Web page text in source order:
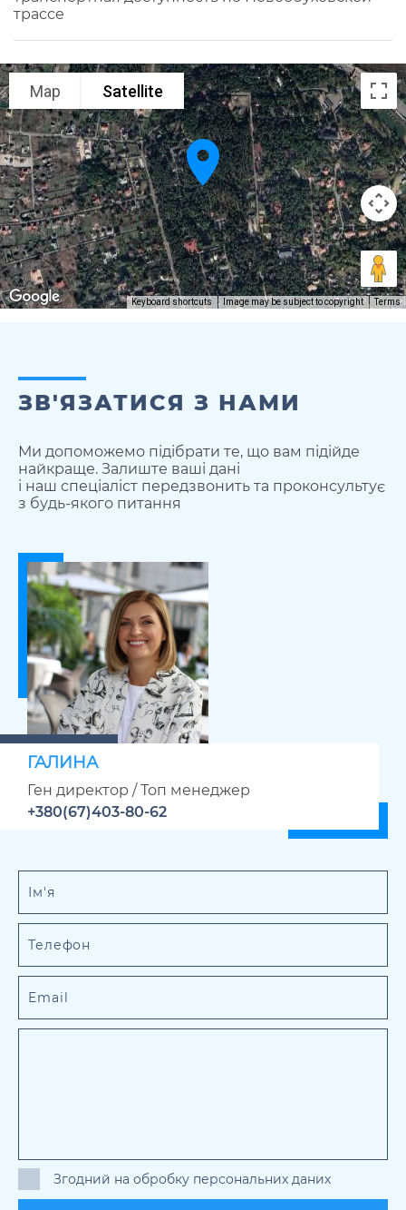
трассе
Map Satellite
Keyboard shortcuts Image may be subject to copyright Terms
ЗВ'ЯЗАТИСЯ З НАМИ
Ми допоможемо підібрати те, що вам підійде
найкраще. Залиште ваші дані
і наш спеціаліст передзвонить та проконсультує
з будь-якого питання
ГАЛИНА
Ген директор / Топ менеджер
+380(67)403-80-62
Згодний на обробку персональних даних